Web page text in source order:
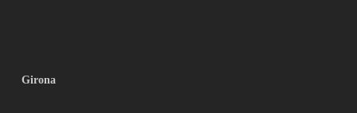
Girona